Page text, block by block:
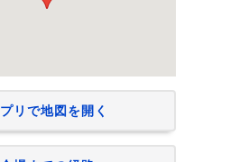
リで地図を開く